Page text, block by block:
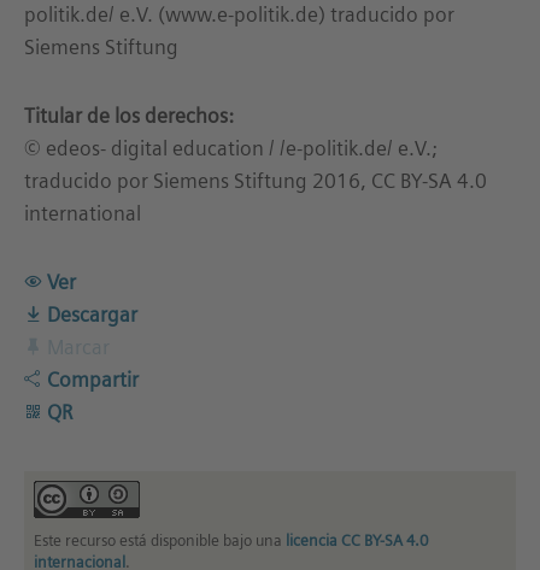
politik.de/ e.V. (www.e-politik.de) traducido por
Siemens Stiftung
Titular de los derechos:
© edeos- digital education / /e-politik.de/ e.V.;
traducido por Siemens Stiftung 2016, CC BY-SA 4.0
international
Ver
Descargar
Compartir
QR
Este recurso está disponible bajo una licencia CC BY-SA 4.0
internacional .